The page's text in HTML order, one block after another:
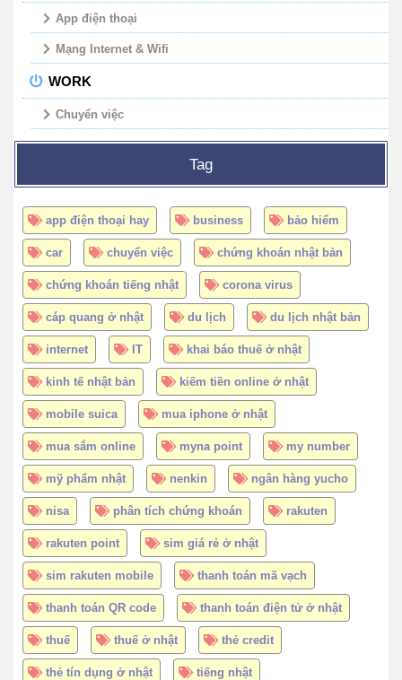
App điện thoại
Mạng Internet & Wifi
WORK
Chuyển việc
Tag
app điện thoại hay business bảo hiểm
car chuyển việc chứng khoán nhật bản
chứng khoán tiếng nhật corona virus
cáp quang ở nhật du lịch du lịch nhật bản
internet IT khai báo thuế ở nhật
kinh tế nhật bản kiếm tiền online ở nhật
mobile suica mua iphone ở nhật
mua sắm online myna point my number
mỹ phẩm nhật nenkin ngân hàng yucho
nisa phân tích chứng khoán rakuten
rakuten point sim giá rẻ ở nhật
sim rakuten mobile thanh toán mã vạch
thanh toán QR code thanh toán điện tử ở nhật
thuế thuế ở nhật thẻ credit
thẻ tín dụng ở nhật tiếng nhật